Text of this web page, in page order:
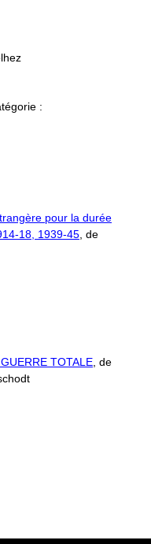
:
pour la durée
18, 1939-45 , de
TOTALE , de